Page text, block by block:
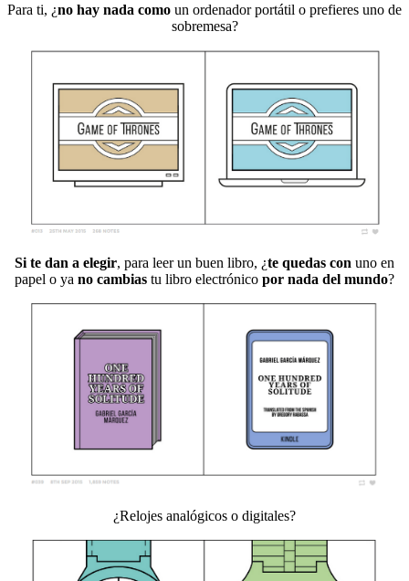
Para ti, ¿no hay nada como un ordenador portátil o prefieres uno de
sobremesa?
Si te dan a elegir, para leer un buen libro, ¿te quedas con uno en
papel o ya no cambias tu libro electrónico por nada del mundo?
¿Relojes analógicos o digitales?